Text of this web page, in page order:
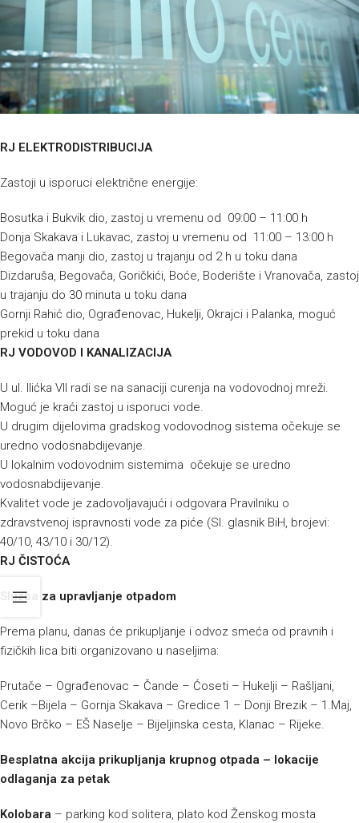
RJ ELEKTRODISTRIBUCIJA
Zastoji u isporuci električne energije:
Bosutka i Bukvik dio, zastoj u vremenu od 09:00 – 11:00 h
Donja Skakava i Lukavac, zastoj u vremenu od 11:00 – 13:00 h
Begovača manji dio, zastoj u trajanju od 2 h u toku dana
Dizdaruša, Begovača, Goričkići, Boće, Boderište i Vranovača, zastoj
u trajanju do 30 minuta u toku dana
Gornji Rahić dio, Ograđenovac, Hukelji, Okrajci i Palanka, moguć
prekid u toku dana
RJ VODOVOD I KANALIZACIJA
U ul. Ilićka VII radi se na sanaciji curenja na vodovodnoj mreži.
Moguć je kraći zastoj u isporuci vode.
U drugim dijelovima gradskog vodovodnog sistema očekuje se
uredno vodosnabdijevanje.
U lokalnim vodovodnim sistemima očekuje se uredno
vodosnabdijevanje.
Kvalitet vode je zadovoljavajući i odgovara Pravilniku o
zdravstvenoj ispravnosti vode za piće (Sl. glasnik BiH, brojevi:
40/10, 43/10 i 30/12).
RJ ČISTOĆA
Služba za upravljanje otpadom
Prema planu, danas će prikupljanje i odvoz smeća od pravnih i
fizičkih lica biti organizovano u naseljima:
Prutače – Ograđenovac – Čande – Ćoseti – Hukelji – Rašljani,
Cerik –Bijela – Gornja Skakava – Gredice 1 – Donji Brezik – 1.Maj,
Novo Brčko – EŠ Naselje – Bijeljinska cesta, Klanac – Rijeke.
Besplatna akcija prikupljanja krupnog otpada – lokacije
odlaganja za petak
Kolobara – parking kod solitera, plato kod Ženskog mosta